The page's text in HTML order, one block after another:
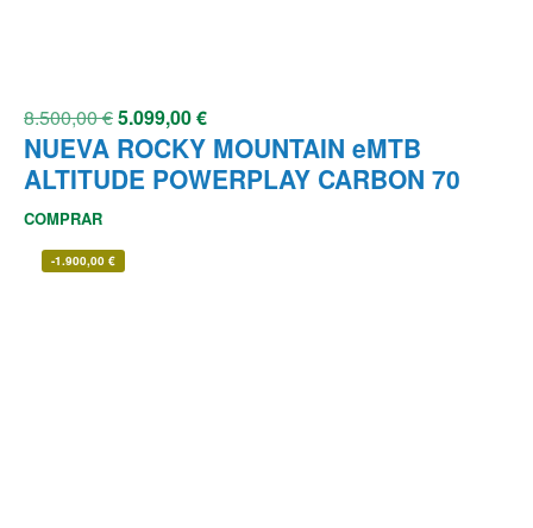
8.500,00€5.099,00€
NUEVA ROCKY MOUNTAIN eMTB
ALTITUDE POWERPLAY CARBON 70
COMPRAR
-1.900,00 €